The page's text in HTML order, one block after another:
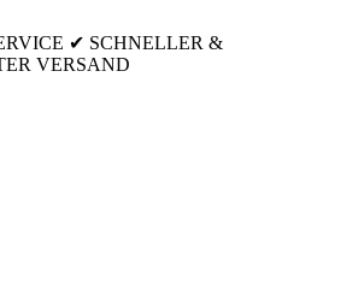
✔ SCHNELLER &
VERSAND